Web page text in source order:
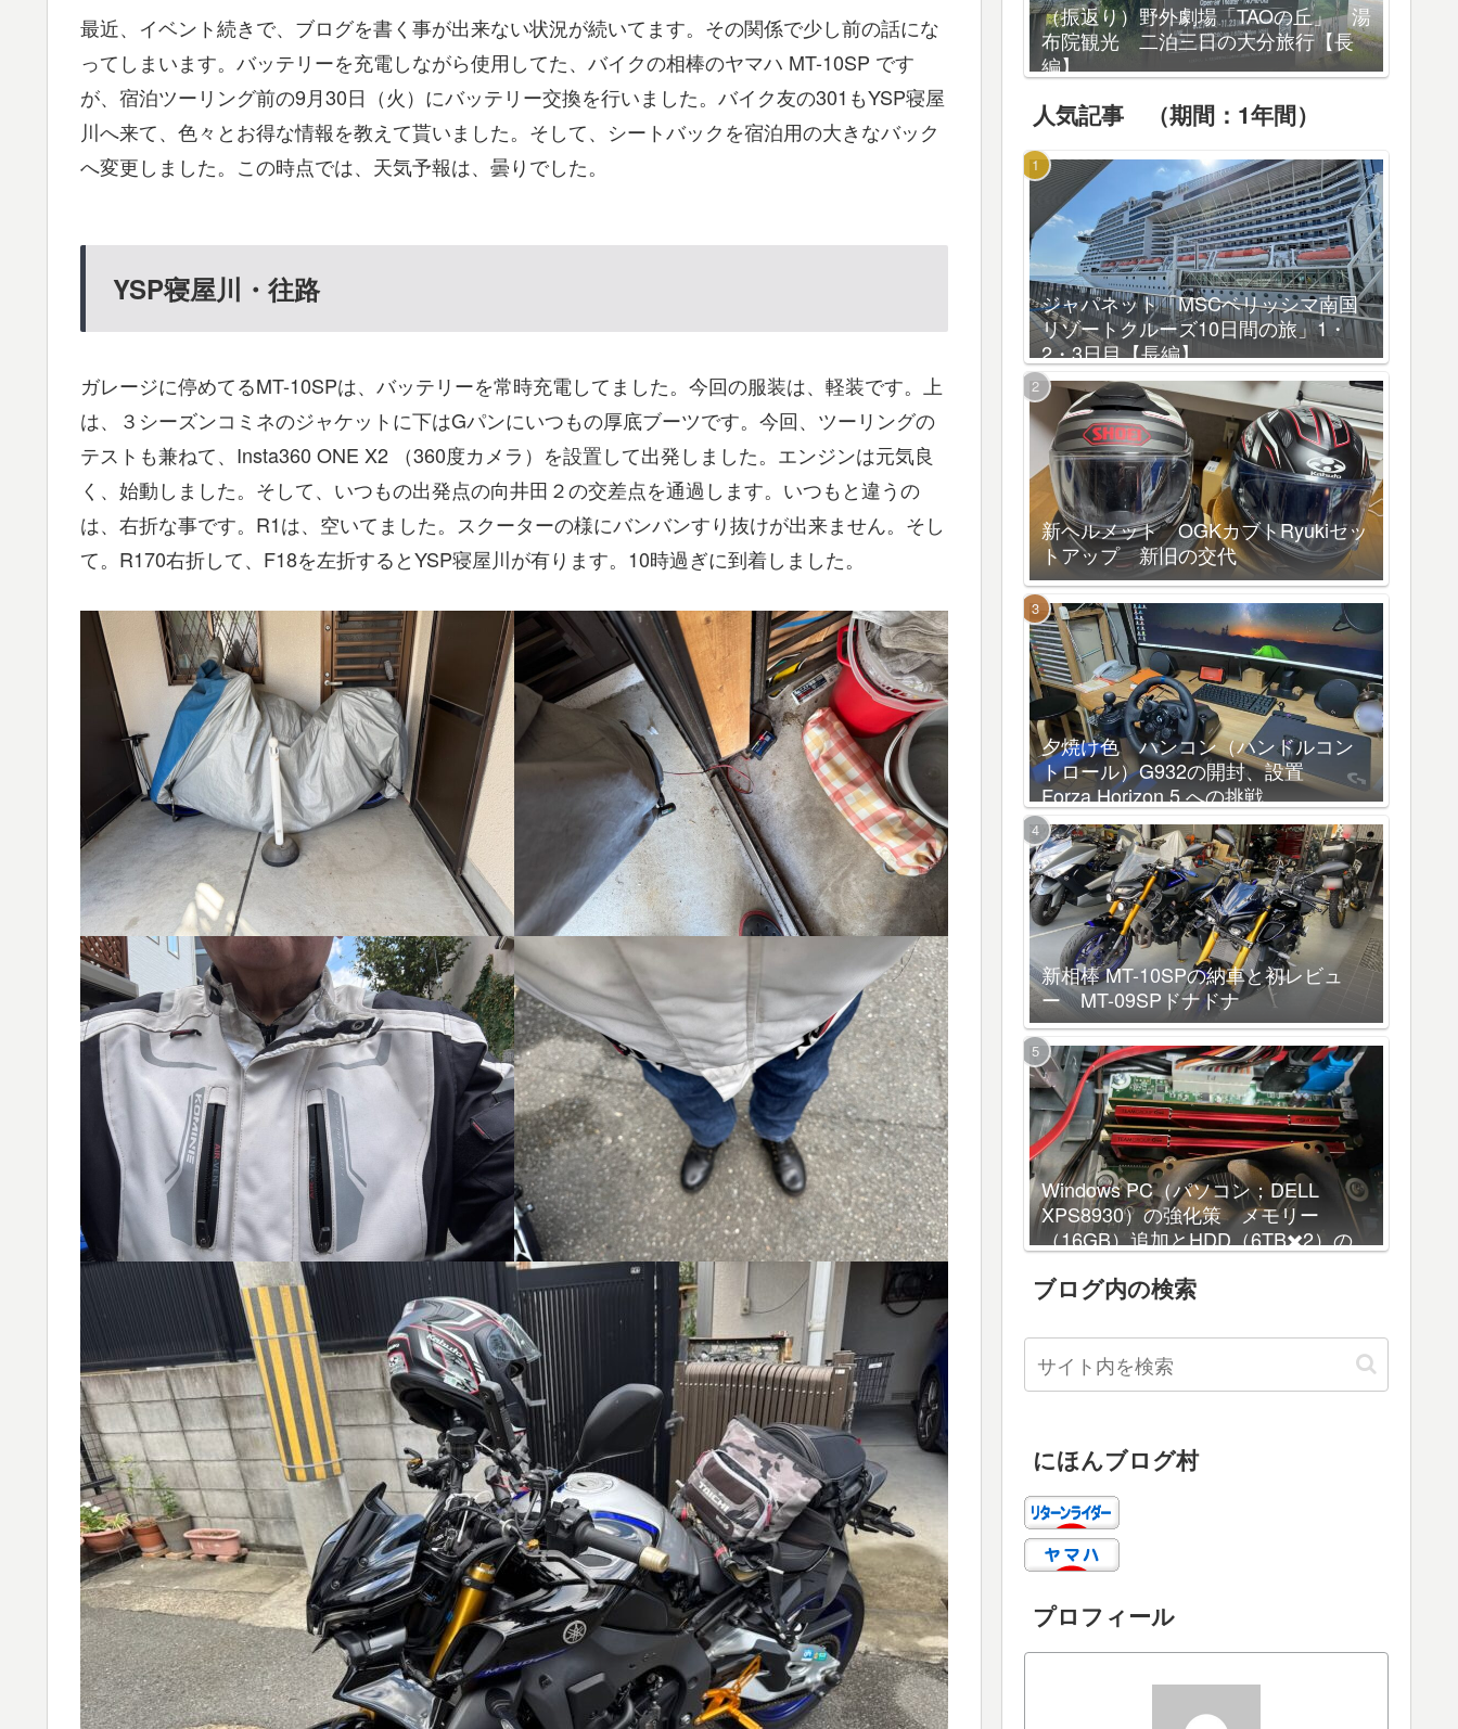
最近、イベント続きで、ブログを書く事が出来ない状況が続いてます。その関係で少し前の話にな
ってしまいます。バッテリーを充電しながら使用してた、バイクの相棒のヤマハ MT-10SP です
が、宿泊ツーリング前の9月30日（火）にバッテリー交換を行いました。バイク友の301もYSP寝屋
川へ来て、色々とお得な情報を教えて貰いました。そして、シートバックを宿泊用の大きなバック
へ変更しました。この時点では、天気予報は、曇りでした。
YSP寝屋川・往路
ガレージに停めてるMT-10SPは、バッテリーを常時充電してました。今回の服装は、軽装です。上
は、３シーズンコミネのジャケットに下はGパンにいつもの厚底ブーツです。今回、ツーリングの
テストも兼ねて、Insta360 ONE X2 （360度カメラ）を設置して出発しました。エンジンは元気良
く、始動しました。そして、いつもの出発点の向井田２の交差点を通過します。いつもと違うの
は、右折な事です。R1は、空いてました。スクーターの様にバンバンすり抜けが出来ません。そし
て。R170右折して、F18を左折するとYSP寝屋川が有ります。10時過ぎに到着しました。
（振返り）野外劇場「TAOの丘」 湯
布院観光 二泊三日の大分旅行【長
編】
人気記事 （期間：1年間）
ジャパネット「MSCベリッシマ南国
リゾートクルーズ10日間の旅」1・
2・3日目【長編】
新ヘルメット OGKカブトRyukiセッ
トアップ 新旧の交代
夕焼け色 ハンコン（ハンドルコン
トロール）G932の開封、設置
Forza Horizon 5 への挑戦
新相棒 MT-10SPの納車と初レビュ
ー MT-09SPドナドナ
Windows PC（パソコン；DELL
XPS8930）の強化策 メモリー
（16GB）追加とHDD（6TB✖️2）の
ブログ内の検索
にほんブログ村
プロフィール